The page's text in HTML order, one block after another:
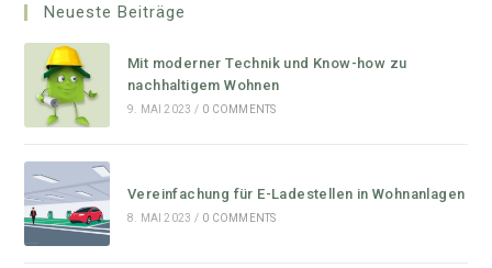
Neueste Beiträge
Mit moderner Technik und Know-how zu
nachhaltigem Wohnen
9. MAI 2023 / 0 COMMENTS
Vereinfachung für E-Ladestellen in Wohnanlagen
8. MAI 2023 / 0 COMMENTS